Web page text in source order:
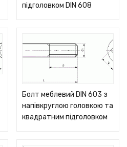
підголовком DIN 608
Болт меблевий DIN 603 з
напівкруглою головкою та
квадратним підголовком